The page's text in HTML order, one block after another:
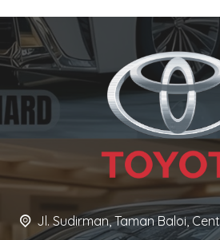
Jl. Sudirman, Taman Baloi, Center, Kota